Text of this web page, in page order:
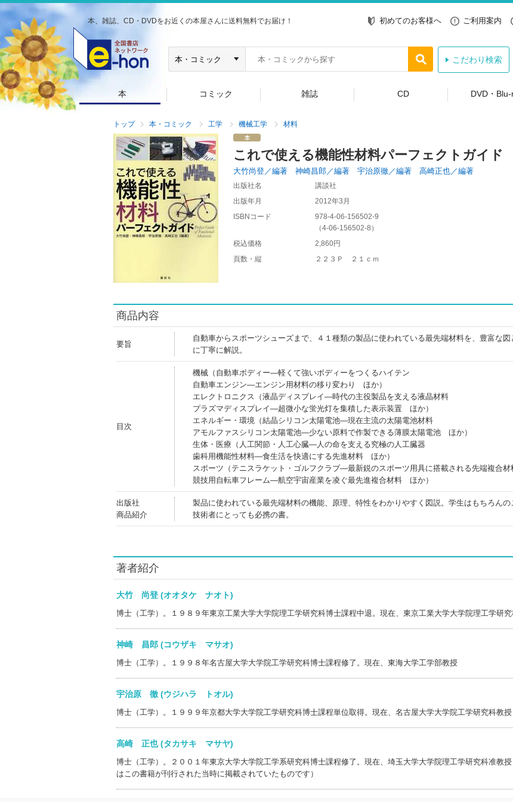
本、雑誌、CD・DVDをお近くの本屋さんに送料無料でお届け！ 初めてのお客様へ ご利用案内
こだわり検索
本 コミック 雑誌 CD DVD・
トップ 本・コミック 工学 機械工学 材料
これで使える機能性材料パーフェクトガイド
大竹尚登／編著 神崎昌郎／編著 宇治原徹／編著 高崎正也／編著
出版社名
講談社
出版年月
2012年3月
ISBNコード
978-4-06-156502-9
（4-06-156502-8 ）
税込価格
2,860円
頁数・縦
２２３Ｐ ２１ｃｍ
商品内容
要旨
自動車からスポーツシューズまで、４１種類の製品に使われている最先端材料を、豊富な図
に丁寧に解説。
目次
機械（自動車ボディー―軽くて強いボディーをつくるハイテン
自動車エンジン―エンジン用材料の移り変わり ほか）
エレクトロニクス（液晶ディスプレイ―時代の主役製品を支える液晶材料
プラズマディスプレイ―超微小な蛍光灯を集積した表示装置 ほか）
エネルギー・環境（結晶シリコン太陽電池―現在主流の太陽電池材料
アモルファスシリコン太陽電池―少ない原料で作製できる薄膜太陽電池 ほか）
生体・医療（人工関節・人工心臓―人の命を支える究極の人工臓器
歯科用機能性材料―食生活を快適にする先進材料 ほか）
スポーツ（テニスラケット・ゴルフクラブ―最新鋭のスポーツ用具に搭載される先端複合材
競技用自転車フレーム―航空宇宙産業を凌ぐ最先進複合材料 ほか）
出版社
商品紹介
製品に使われている最先端材料の機能、原理、特性をわかりやすく図説。学生はもちろんの
技術者にとっても必携の書。
著者紹介
大竹 尚登 (オオタケ ナオト)
博士（工学）。１９８９年東京工業大学大学院理工学研究科博士課程中退。現在、東京工業大学大学院理工学研
神崎 昌郎 (コウザキ マサオ)
博士（工学）。１９９８年名古屋大学大学院工学研究科博士課程修了。現在、東海大学工学部教授
宇治原 徹 (ウジハラ トオル)
博士（工学）。１９９９年京都大学大学院工学研究科博士課程単位取得。現在、名古屋大学大学院工学研究科教授
高崎 正也 (タカサキ マサヤ)
博士（工学）。２００１年東京大学大学院工学系研究科博士課程修了。現在、埼玉大学大学院理工学研究科准教授
はこの書籍が刊行された当時に掲載されていたものです）